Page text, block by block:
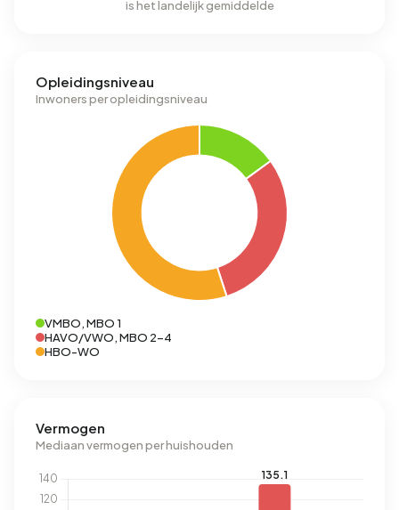
is het landelijk gemiddelde
Opleidingsniveau
Inwoners per opleidingsniveau
VMBO, MBO 1
HAVO/VWO, MBO 2-4
HBO-WO
Vermogen
Mediaan vermogen per huishouden